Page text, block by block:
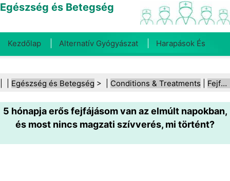
Egészség és Betegség
Kezdőlap Alternatív Gyógyászat Harapások És
Fogegészség Diéta És Táplálkozás Családi
Egészség Egészségügyi Ágazat Mentális Egészség
Egészség és Betegség > | Conditions & Treatments Fejfájás
5 hónapja erős fejfájásom van az elmúlt napokban,
és most nincs magzati szívverés, mi történt?